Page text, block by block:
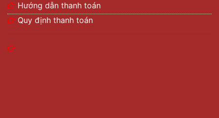
Hướng dẫn thanh toán
Quy định thanh toán